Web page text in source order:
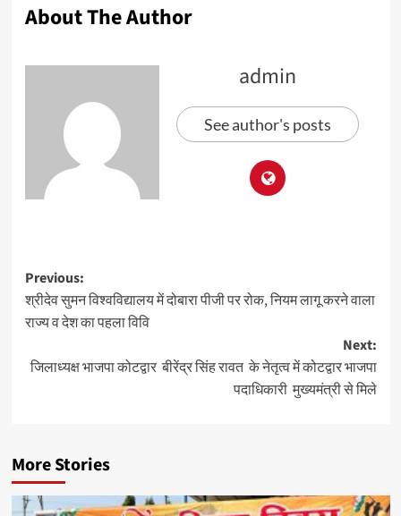
About The Author
admin
See author's posts
Previous:
श्रीदेव सुमन विश्वविद्यालय में दोबारा पीजी पर रोक, नियम लागू करने वाला
राज्य व देश का पहला विवि
Next:
जिलाध्यक्ष भाजपा कोटद्वार बीरेंद्र सिंह रावत के नेतृत्व में कोटद्वार भाजपा
पदाधिकारी मुख्यमंत्री से मिले
More Stories